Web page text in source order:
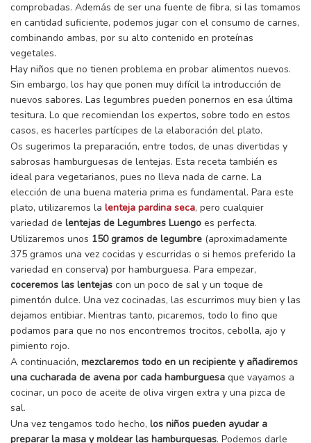
comprobadas. Además de ser una fuente de fibra, si las tomamos
en cantidad suficiente, podemos jugar con el consumo de carnes,
combinando ambas, por su alto contenido en proteínas
vegetales.
Hay niños que no tienen problema en probar alimentos nuevos.
Sin embargo, los hay que ponen muy difícil la introducción de
nuevos sabores. Las legumbres pueden ponernos en esa última
tesitura. Lo que recomiendan los expertos, sobre todo en estos
casos, es hacerles partícipes de la elaboración del plato.
Os sugerimos la preparación, entre todos, de unas divertidas y
sabrosas hamburguesas de lentejas. Esta receta también es
ideal para vegetarianos, pues no lleva nada de carne. La
elección de una buena materia prima es fundamental. Para este
plato, utilizaremos la lenteja pardina seca, pero cualquier
variedad de lentejas de Legumbres Luengo es perfecta.
Utilizaremos unos 150 gramos de legumbre (aproximadamente
375 gramos una vez cocidas y escurridas o si hemos preferido la
variedad en conserva) por hamburguesa. Para empezar,
coceremos las lentejas con un poco de sal y un toque de
pimentón dulce. Una vez cocinadas, las escurrimos muy bien y las
dejamos entibiar. Mientras tanto, picaremos, todo lo fino que
podamos para que no nos encontremos trocitos, cebolla, ajo y
pimiento rojo.
A continuación, mezclaremos todo en un recipiente y añadiremos
una cucharada de avena por cada hamburguesa que vayamos a
cocinar, un poco de aceite de oliva virgen extra y una pizca de
sal.
Una vez tengamos todo hecho, los niños pueden ayudar a
preparar la masa y moldear las hamburguesas. Podemos darle